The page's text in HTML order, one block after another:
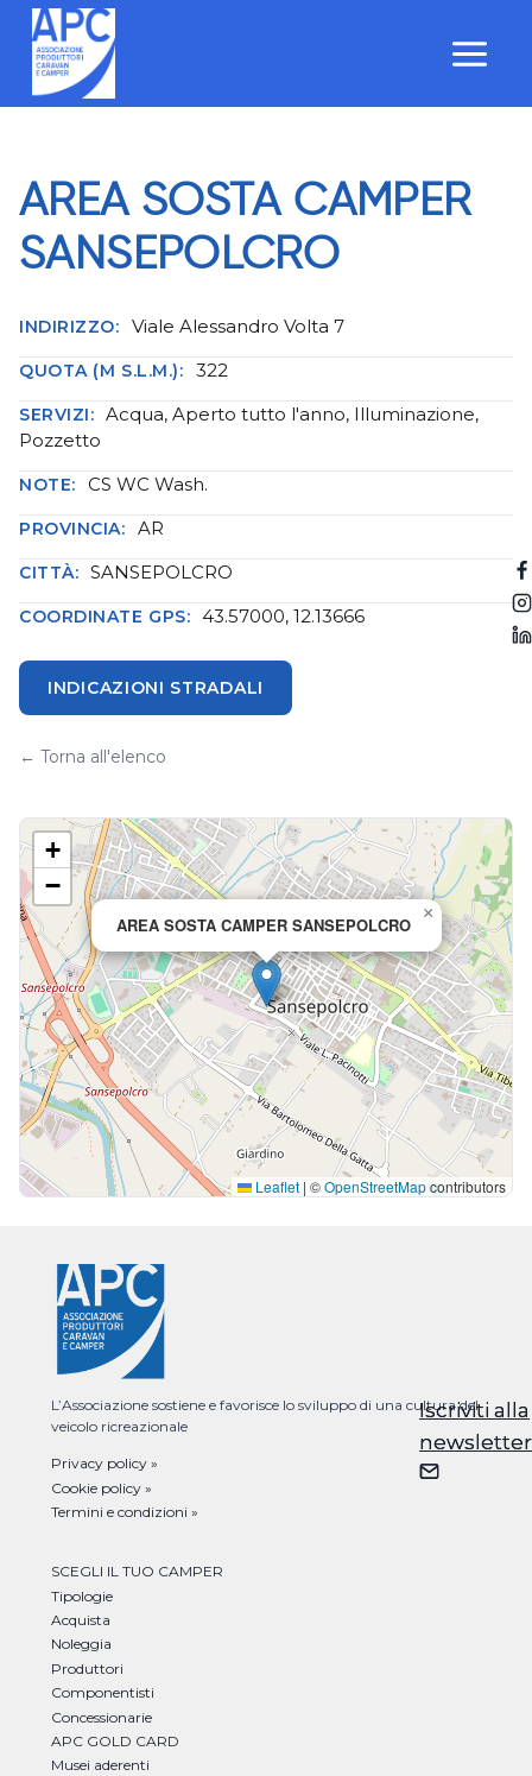
Salta
contenuto
Iscriviti alla
newsletter
AREA SOSTA CAMPER
SANSEPOLCRO
INDIRIZZO: Viale Alessandro Volta 7
QUOTA (M S.L.M.): 322
SERVIZI: Acqua, Aperto tutto l'anno, Illuminazione,
Pozzetto
NOTE: CS WC Wash.
PROVINCIA: AR
CITTÀ: SANSEPOLCRO
COORDINATE GPS: 43.57000, 12.13666
INDICAZIONI STRADALI
← Torna all'elenco
AREA SOSTA CAMPER SANSEPOLCRO
×
+
−
Leaflet | ©OpenStreetMapcontributors
L’Associazione sostiene e favorisce lo sviluppo di una cultura del
veicolo ricreazionale
Privacy policy »
Cookie policy »
Termini e condizioni »
SCEGLI IL TUO CAMPER
Tipologie
Acquista
Noleggia
Produttori
Componentisti
Concessionarie
APC GOLD CARD
Musei aderenti
Iscriviti alla
newsletter